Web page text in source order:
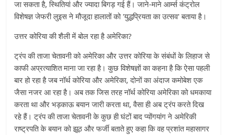
जा सकता है, स्थितियां और ज्यादा बिगड़ गई हैं। जाने-माने आर्म्स कंट्रोल
विशेषज्ञ जेफरी लुइस ने मौजूदा हालातों को 'युद्धप्रियता का उत्सव' बताया है।
उत्तर कोरिया की शैली में बोल रहा है अमेरिका?
ट्रंप की ताजा चेतावनी को अमेरिका और उत्तर कोरिया के संबंधों के लिहाज से
काफी अप्रत्याशित माना जा रहा है। कुछ विशेषज्ञों का कहना है कि ऐसा पहली
बार हो रहा है जब नॉर्थ कोरिया और अमेरिका, दोनों का अंदाज कमोबेश एक
जैसा नजर आ रहा है। अब तक जिस तरह नॉर्थ कोरिया अमेरिका को धमकाया
करता था और भड़काऊ बयान जारी करता था, वैसा ही अब ट्रंप करते दिख
रहे हैं। ट्रंप की ताजा चेतावनी के कुछ ही घंटों बाद प्योंगयांग ने अमेरिकी
राष्ट्रपति के बयान को झूठ और फर्जी बताते हुए कहा कि वह प्रशांत महासागर